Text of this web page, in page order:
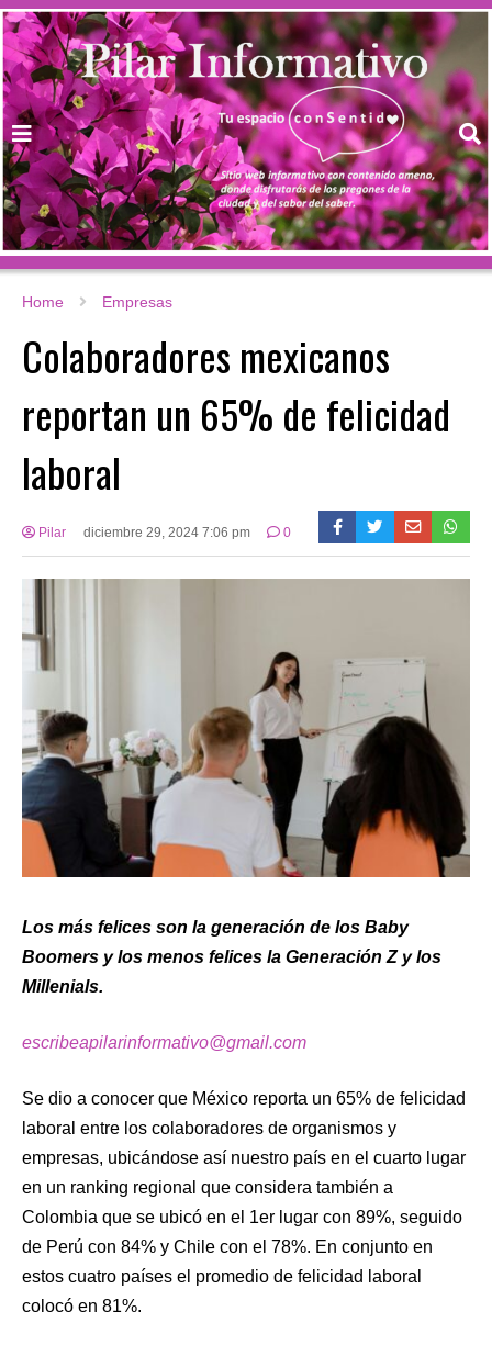
Home Empresas
Colaboradores mexicanos
reportan un 65% de felicidad
laboral
Pilar diciembre 29, 2024 7:06 pm 0
Los más felices son la generación de los Baby
Boomers y los menos felices la Generación Z y los
Millenials.
escribeapilarinformativo@gmail.com
Se dio a conocer que México reporta un 65% de felicidad
laboral entre los colaboradores de organismos y
empresas, ubicándose así nuestro país en el cuarto lugar
en un ranking regional que considera también a
Colombia que se ubicó en el 1er lugar con 89%, seguido
de Perú con 84% y Chile con el 78%. En conjunto en
estos cuatro países el promedio de felicidad laboral
colocó en 81%.